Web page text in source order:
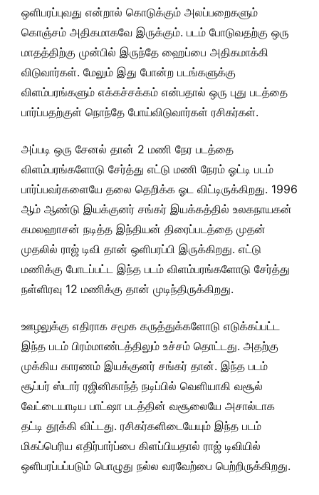
ஒளிபரப்புவது என்றால் கொடுக்கும் அலப்பறைகளும்
கொஞ்சம் அதிகமாகவே இருக்கும். படம் போடுவதற்கு ஒரு
மாதத்திற்கு முன்பில் இருந்தே ஹைப்பை அதிகமாக்கி
விடுவார்கள். மேலும் இது போன்ற படங்களுக்கு
விளம்பரங்களும் எக்கச்சக்கம் என்பதால் ஒரு புது படத்தை
பார்ப்பதற்குள் நொந்தே போய்விடுவார்கள் ரசிகர்கள்.
அப்படி ஒரு சேனல் தான் 2 மணி நேர படத்தை
விளம்பரங்களோடு சேர்த்து எட்டு மணி நேரம் ஓட்டி படம்
பார்ப்பவர்களையே தலை தெறிக்க ஓட விட்டிருக்கிறது. 1996
ஆம் ஆண்டு இயக்குனர் சங்கர் இயக்கத்தில் உலகநாயகன்
கமலஹாசன் நடித்த இந்தியன் திரைப்படத்தை முதன்
முதலில் ராஜ் டிவி தான் ஒளிபரப்பி இருக்கிறது. எட்டு
மணிக்கு போடப்பட்ட இந்த படம் விளம்பரங்களோடு சேர்த்து
நள்ளிரவு 12 மணிக்கு தான் முடிந்திருக்கிறது.
ஊழலுக்கு எதிராக சமூக கருத்துக்களோடு எடுக்கப்பட்ட
இந்த படம் பிரம்மாண்டத்திலும் உச்சம் தொட்டது. அதற்கு
முக்கிய காரணம் இயக்குனர் சங்கர் தான். இந்த படம்
சூப்பர் ஸ்டார் ரஜினிகாந்த் நடிப்பில் வெளியாகி வசூல்
வேட்டையாடிய பாட்ஷா படத்தின் வசூலையே அசால்டாக
தட்டி தூக்கி விட்டது. ரசிகர்களிடையேயும் இந்த படம்
மிகப்பெரிய எதிர்பார்ப்பை கிளப்பியதால் ராஜ் டிவியில்
ஒளிபரப்பப்படும் பொழுது நல்ல வரவேற்பை பெற்றிருக்கிறது.